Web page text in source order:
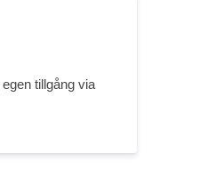
tillgång via